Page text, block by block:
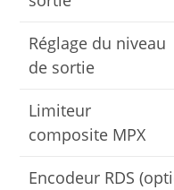
Réglage du niveau
de sortie
Limiteur
composite MPX
Encodeur RDS